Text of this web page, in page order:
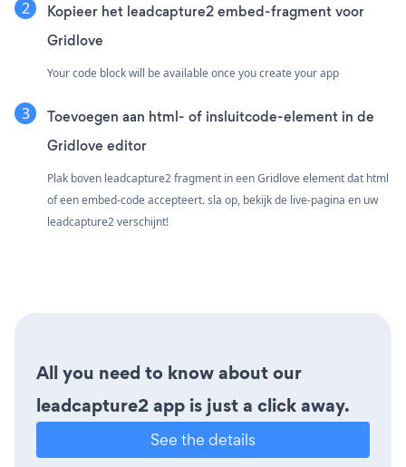
Kopieer het leadcapture2 embed-fragment voor
Gridlove
Your code block will be available once you create your app
Toevoegen aan html- of insluitcode-element in de
Gridlove editor
Plak boven leadcapture2 fragment in een Gridlove element dat html
of een embed-code accepteert. sla op, bekijk de live-pagina en uw
leadcapture2 verschijnt!
All you need to know about our
leadcapture2 app is just a click away.
See the details